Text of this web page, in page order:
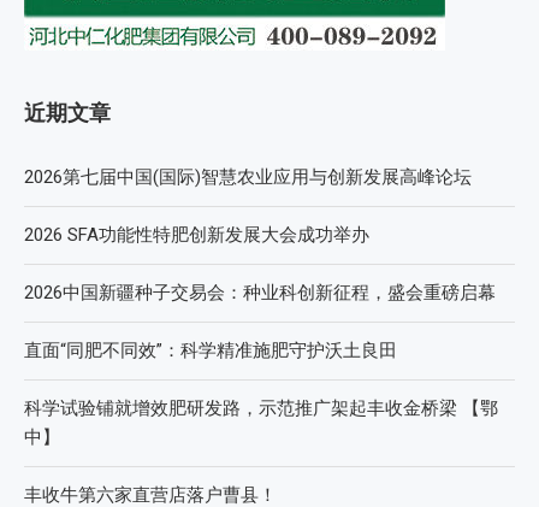
近期文章
2026第七届中国(国际)智慧农业应用与创新发展高峰论坛
2026 SFA功能性特肥创新发展大会成功举办
2026中国新疆种子交易会：种业科创新征程，盛会重磅启幕
直面“同肥不同效”：科学精准施肥守护沃土良田
科学试验铺就增效肥研发路，示范推广架起丰收金桥梁 【鄂
中】
丰收牛第六家直营店落户曹县！